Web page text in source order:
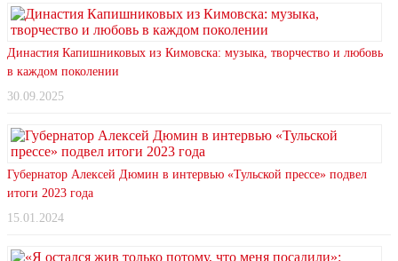
Династия Капишниковых из Кимовска: музыка, творчество и любовь
в каждом поколении
30.09.2025
Губернатор Алексей Дюмин в интервью «Тульской прессе» подвел
итоги 2023 года
15.01.2024